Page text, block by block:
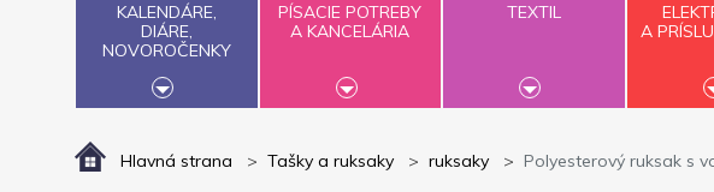
KALENDÁRE,
DIÁRE,
NOVOROČENKY
PÍSACIE POTREBY
A KANCELÁRIA
TEXTIL
A
Hlavná strana Tašky a ruksaky ruksaky Polyesterový ruksak s